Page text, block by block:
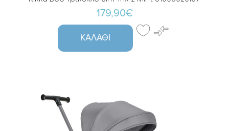
179,90€
ΚΑΛΆΘΙ